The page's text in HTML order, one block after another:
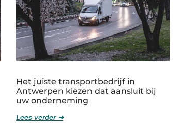
Het juiste transportbedrijf in
Antwerpen kiezen dat aansluit bij
uw onderneming
Lees verder ➜